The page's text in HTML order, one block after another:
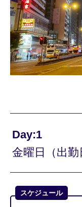
Day:1
金曜日（出勤
スケジュール